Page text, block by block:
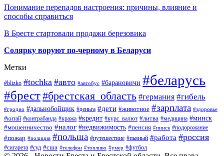
Понимание перепадов настроения: причины, влияние и
способы справиться
В Бресте стартовали продажи березовика
Солярку воруют по-черному в Беларуси
Метки
#blizko #tochka #авто #автобус #барановичи #беларусь
#брест#брестская_область #германия #гибель
#гродно #дальнобойщик #деньга #дети #животное #зарплата #здоровье
#китай #контрабанда #кража #кредит #курс_валют #литва #медицина #минск
#мошенничество #налог #недвижимость #пенсия #пинск #подорожание
#пожар #полиция #польша #путешествие #пьяный #работа #россия
#сигарета #суд #сша #телефон #топливо #умер #футбол